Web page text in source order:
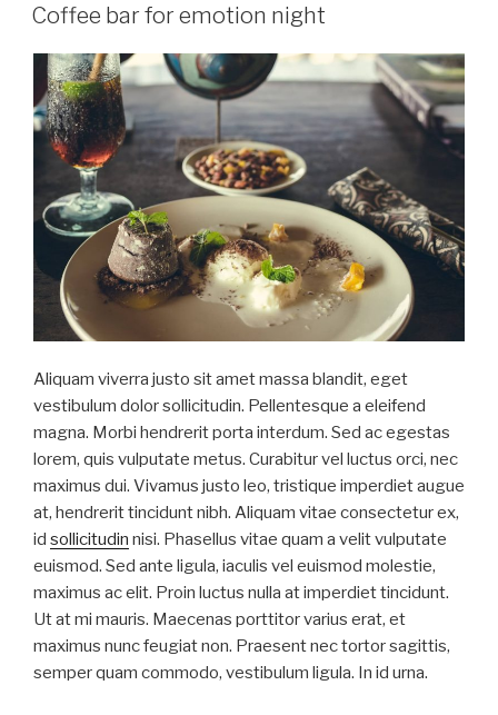
Coffee bar for emotion night
Aliquam viverra justo sit amet massa blandit, eget
vestibulum dolor sollicitudin. Pellentesque a eleifend
magna. Morbi hendrerit porta interdum. Sed ac egestas
lorem, quis vulputate metus. Curabitur vel luctus orci, nec
maximus dui. Vivamus justo leo, tristique imperdiet augue
at, hendrerit tincidunt nibh. Aliquam vitae consectetur ex,
id sollicitudin nisi. Phasellus vitae quam a velit vulputate
euismod. Sed ante ligula, iaculis vel euismod molestie,
maximus ac elit. Proin luctus nulla at imperdiet tincidunt.
Ut at mi mauris. Maecenas porttitor varius erat, et
maximus nunc feugiat non. Praesent nec tortor sagittis,
semper quam commodo, vestibulum ligula. In id urna.